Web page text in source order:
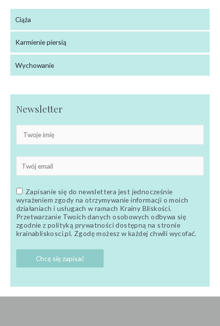
Ciąża
Karmienie piersią
Wychowanie
Newsletter
Zapisanie się do newslettera jest jednocześnie
wyrażeniem zgody na otrzymywanie informacji o moich
działaniach i usługach w ramach Krainy Bliskości.
Przetwarzanie Twoich danych osobowych odbywa się
zgodnie z polityką prywatności dostępną na stronie
krainabliskosci.pl. Zgodę możesz w każdej chwili wycofać.